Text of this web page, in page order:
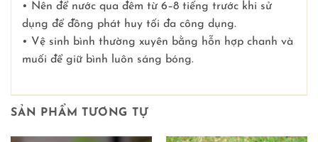
• Nên để nước qua đêm từ 6–8 tiếng trước khi sử
dụng để đồng phát huy tối đa công dụng.
• Vệ sinh bình thường xuyên bằng hỗn hợp chanh và
muối để giữ bình luôn sáng bóng.
SẢN PHẨM TƯƠNG TỰ